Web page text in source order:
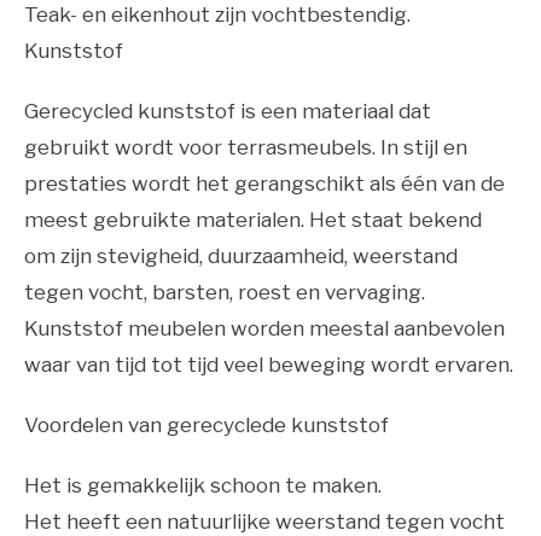
Teak- en eikenhout zijn vochtbestendig.
Kunststof
Gerecycled kunststof is een materiaal dat
gebruikt wordt voor terrasmeubels. In stijl en
prestaties wordt het gerangschikt als één van de
meest gebruikte materialen. Het staat bekend
om zijn stevigheid, duurzaamheid, weerstand
tegen vocht, barsten, roest en vervaging.
Kunststof meubelen worden meestal aanbevolen
waar van tijd tot tijd veel beweging wordt ervaren.
Voordelen van gerecyclede kunststof
Het is gemakkelijk schoon te maken.
Het heeft een natuurlijke weerstand tegen vocht